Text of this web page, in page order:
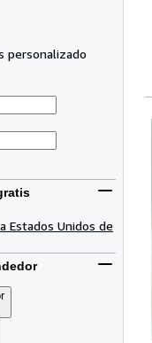
personalizado
Estados Unidos de